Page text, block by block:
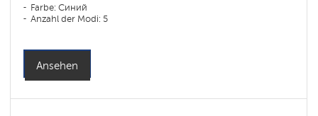
Farbe: Синий
Anzahl der Modi: 5
Ansehen